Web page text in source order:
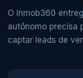
O Inmob360
autônomo precisa
captar leads de